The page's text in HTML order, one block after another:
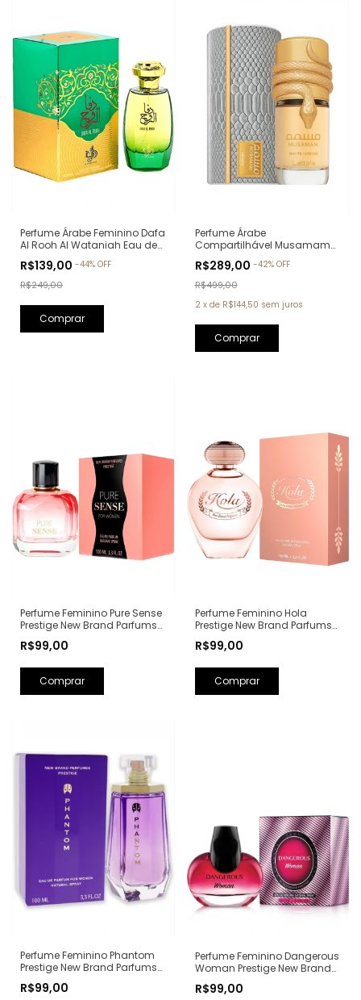
Perfume Árabe Feminino Dafa
Al Rooh Al Wataniah Eau de
R$139,00 -44% OFF
R$249,00
Perfume Árabe
Compartilhável Musamam
Parfum - 100ml
R$289,00 -42% OFF
R$499,00
2 x de R$144,50 sem juros
Perfume Feminino Pure Sense
Prestige New Brand Parfums
Olfativa: Pure XS For Her
R$99,00
Perfume Feminino Hola
Prestige New Brand Parfums
Olfativa: Olympéa Paco
R$99,00
Perfume Feminino Phantom
Prestige New Brand Parfums
Eau de Parfum - 100ml (Ref.
Olfativa: Alien Mugler)
R$99,00
Perfume Feminino Dangerous
Woman Prestige New Brand
100ml (Ref. Olfativa: Poison
R$99,00